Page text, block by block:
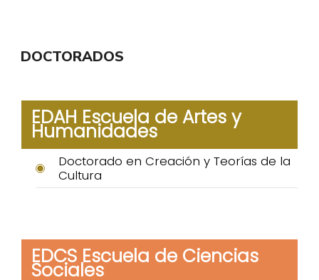
DOCTORADOS
EDAH Escuela de Artes y
Humanidades
Doctorado en Creación y Teorías de la
Cultura
EDCS Escuela de Ciencias
Sociales